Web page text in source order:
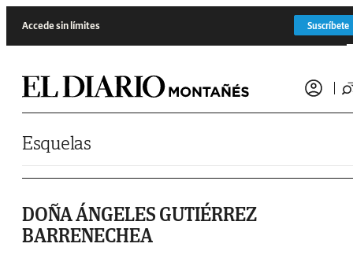
Accede sin límites Suscríbete
Esquelas
DOÑA ÁNGELES GUTIÉRREZ
BARRENECHEA